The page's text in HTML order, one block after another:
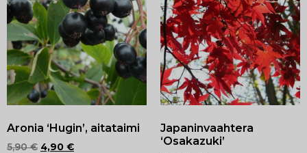
Aronia ‘Hugin’, aitataimi
5,90€ 4,90 €
Japaninvaahtera
‘Osakazuki’